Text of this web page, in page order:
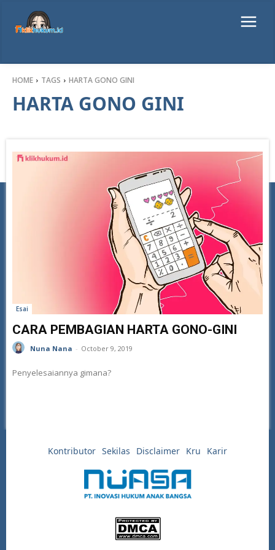
HOME TAGS HARTA GONO GINI
HARTA GONO GINI
Esai
CARA PEMBAGIAN HARTA GONO-GINI
Nuna Nana - October 9, 2019
Penyelesaiannya gimana?
Kontributor Sekilas Disclaimer Kru Karir